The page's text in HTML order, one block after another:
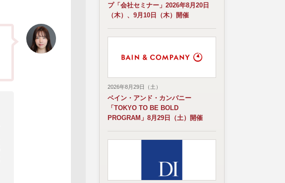
プ「会社セミナー」2026年8月20日
（木）、9月10日（木）開催
2026年8月29日（土）
ベイン・アンド・カンパニー
「TOKYO TO BE BOLD
PROGRAM」8月29日（土）開催